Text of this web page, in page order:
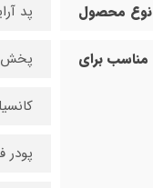
نوع محصول پد
مناسب برای پخش